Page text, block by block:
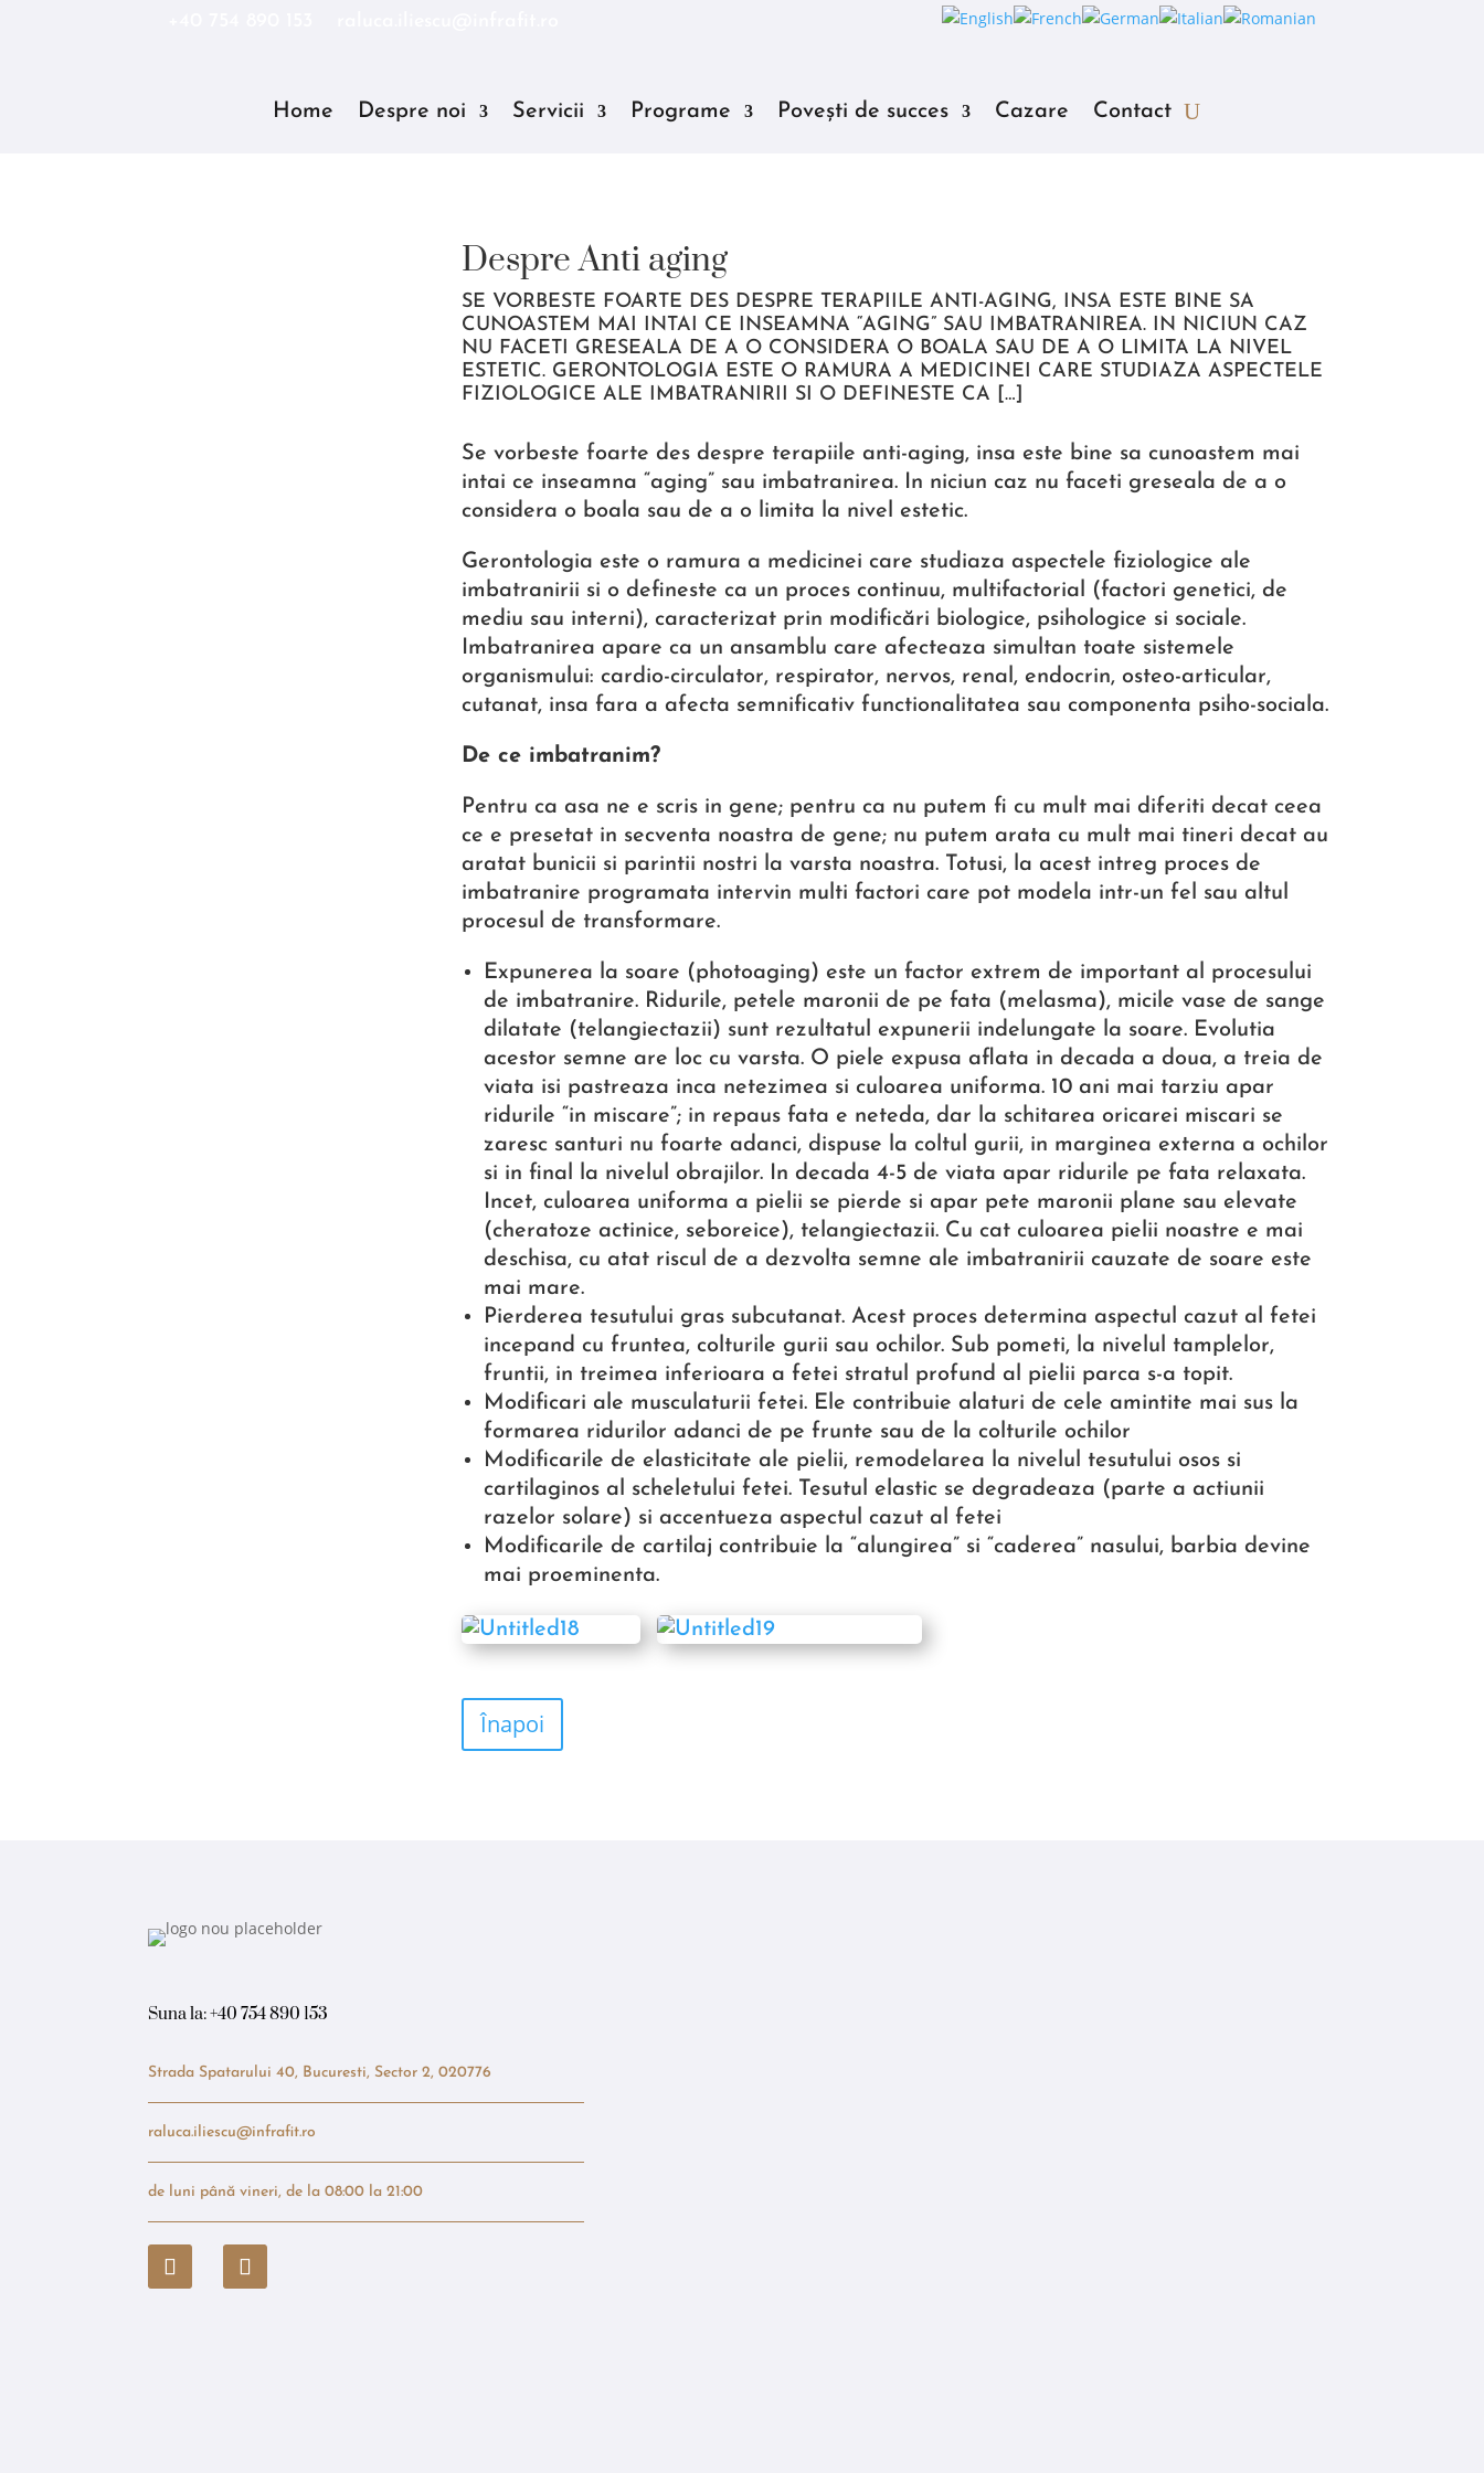
Home Despre noi Servicii Programe Povești de succes Cazare Contact
Despre Anti aging
SE VORBESTE FOARTE DES DESPRE TERAPIILE ANTI-AGING, INSA ESTE BINE SA
CUNOASTEM MAI INTAI CE INSEAMNA “AGING” SAU IMBATRANIREA. IN NICIUN CAZ
NU FACETI GRESEALA DE A O CONSIDERA O BOALA SAU DE A O LIMITA LA NIVEL
ESTETIC. GERONTOLOGIA ESTE O RAMURA A MEDICINEI CARE STUDIAZA ASPECTELE
FIZIOLOGICE ALE IMBATRANIRII SI O DEFINESTE CA […]
Se vorbeste foarte des despre terapiile anti-aging, insa este bine sa cunoastem mai
intai ce inseamna “aging” sau imbatranirea. In niciun caz nu faceti greseala de a o
considera o boala sau de a o limita la nivel estetic.
Gerontologia este o ramura a medicinei care studiaza aspectele fiziologice ale
imbatranirii si o defineste ca un proces continuu, multifactorial (factori genetici, de
mediu sau interni), caracterizat prin modificări biologice, psihologice si sociale.
Imbatranirea apare ca un ansamblu care afecteaza simultan toate sistemele
organismului: cardio-circulator, respirator, nervos, renal, endocrin, osteo-articular,
cutanat, insa fara a afecta semnificativ functionalitatea sau componenta psiho-sociala.
De ce imbatranim?
Pentru ca asa ne e scris in gene; pentru ca nu putem fi cu mult mai diferiti decat ceea
ce e presetat in secventa noastra de gene; nu putem arata cu mult mai tineri decat au
aratat bunicii si parintii nostri la varsta noastra. Totusi, la acest intreg proces de
imbatranire programata intervin multi factori care pot modela intr-un fel sau altul
procesul de transformare.
Expunerea la soare (photoaging) este un factor extrem de important al procesului
de imbatranire. Ridurile, petele maronii de pe fata (melasma), micile vase de sange
dilatate (telangiectazii) sunt rezultatul expunerii indelungate la soare. Evolutia
acestor semne are loc cu varsta. O piele expusa aflata in decada a doua, a treia de
viata isi pastreaza inca netezimea si culoarea uniforma. 10 ani mai tarziu apar
ridurile “in miscare”; in repaus fata e neteda, dar la schitarea oricarei miscari se
zaresc santuri nu foarte adanci, dispuse la coltul gurii, in marginea externa a ochilor
si in final la nivelul obrajilor. In decada 4-5 de viata apar ridurile pe fata relaxata.
Incet, culoarea uniforma a pielii se pierde si apar pete maronii plane sau elevate
(cheratoze actinice, seboreice), telangiectazii. Cu cat culoarea pielii noastre e mai
deschisa, cu atat riscul de a dezvolta semne ale imbatranirii cauzate de soare este
mai mare.
Pierderea tesutului gras subcutanat. Acest proces determina aspectul cazut al fetei
incepand cu fruntea, colturile gurii sau ochilor. Sub pometi, la nivelul tamplelor,
fruntii, in treimea inferioara a fetei stratul profund al pielii parca s-a topit.
Modificari ale musculaturii fetei. Ele contribuie alaturi de cele amintite mai sus la
formarea ridurilor adanci de pe frunte sau de la colturile ochilor
Modificarile de elasticitate ale pielii, remodelarea la nivelul tesutului osos si
cartilaginos al scheletului fetei. Tesutul elastic se degradeaza (parte a actiunii
razelor solare) si accentueza aspectul cazut al fetei
Modificarile de cartilaj contribuie la “alungirea” si “caderea” nasului, barbia devine
mai proeminenta.
Înapoi
Suna la:+40 754 890 153
Strada Spatarului 40, Bucuresti, Sector 2, 020776
raluca.iliescu@infrafit.ro
de luni până vineri, de la 08:00 la 21:00